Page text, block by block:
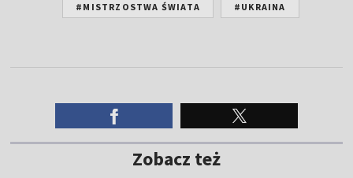
#MISTRZOSTWA ŚWIATA #UKRAINA
Zobacz też